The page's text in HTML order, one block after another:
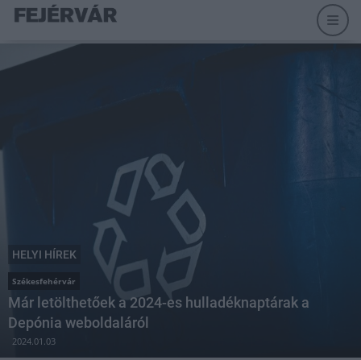
HELYI HÍREK
Székesfehérvár
Már letölthetőek a 2024-es hulladéknaptárak a
Depónia weboldaláról
2024.01.03